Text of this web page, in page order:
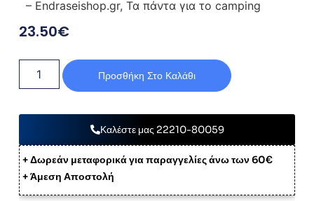
– Endraseishop.gr, Τα πάντα για το camping
23.50€
Προσθήκη Στο Καλάθι
Καλέστε μας 22210-80059
+ Δωρεάν μεταφορικά για παραγγελίες άνω των 60€
+ Άμεση Αποστολή